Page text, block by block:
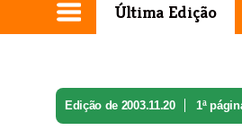
Última Edição
Edição de 2003.11.20 1ª